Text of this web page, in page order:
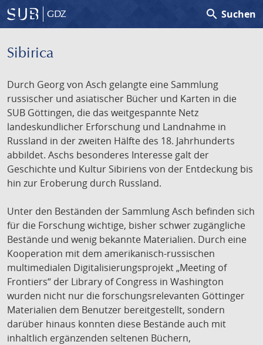
GDZ search Suchen
Sibirica
Durch Georg von Asch gelangte eine Sammlung
russischer und asiatischer Bücher und Karten in die
SUB Göttingen, die das weitgespannte Netz
landeskundlicher Erforschung und Landnahme in
Russland in der zweiten Hälfte des 18. Jahrhunderts
abbildet. Aschs besonderes Interesse galt der
Geschichte und Kultur Sibiriens von der Entdeckung bis
hin zur Eroberung durch Russland.
Unter den Beständen der Sammlung Asch befinden sich
für die Forschung wichtige, bisher schwer zugängliche
Bestände und wenig bekannte Materialien. Durch eine
Kooperation mit dem amerikanisch-russischen
multimedialen Digitalisierungsprojekt „Meeting of
Frontiers“ der Library of Congress in Washington
wurden nicht nur die forschungsrelevanten Göttinger
Materialien dem Benutzer bereitgestellt, sondern
darüber hinaus konnten diese Bestände auch mit
inhaltlich ergänzenden seltenen Büchern,